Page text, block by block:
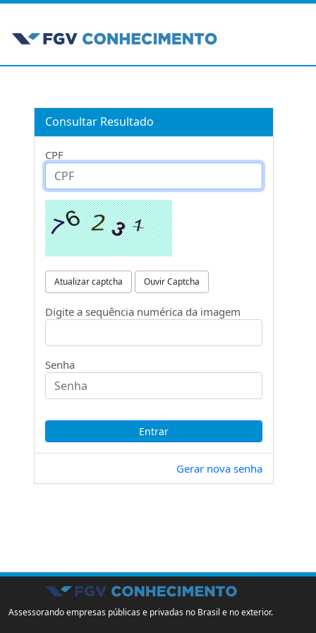
Consultar Resultado
CPF
Atualizar captcha Ouvir Captcha
Digite a sequência numérica da imagem
Senha
Gerar nova senha
Assessorando empresas públicas e privadas no Brasil e no exterior.